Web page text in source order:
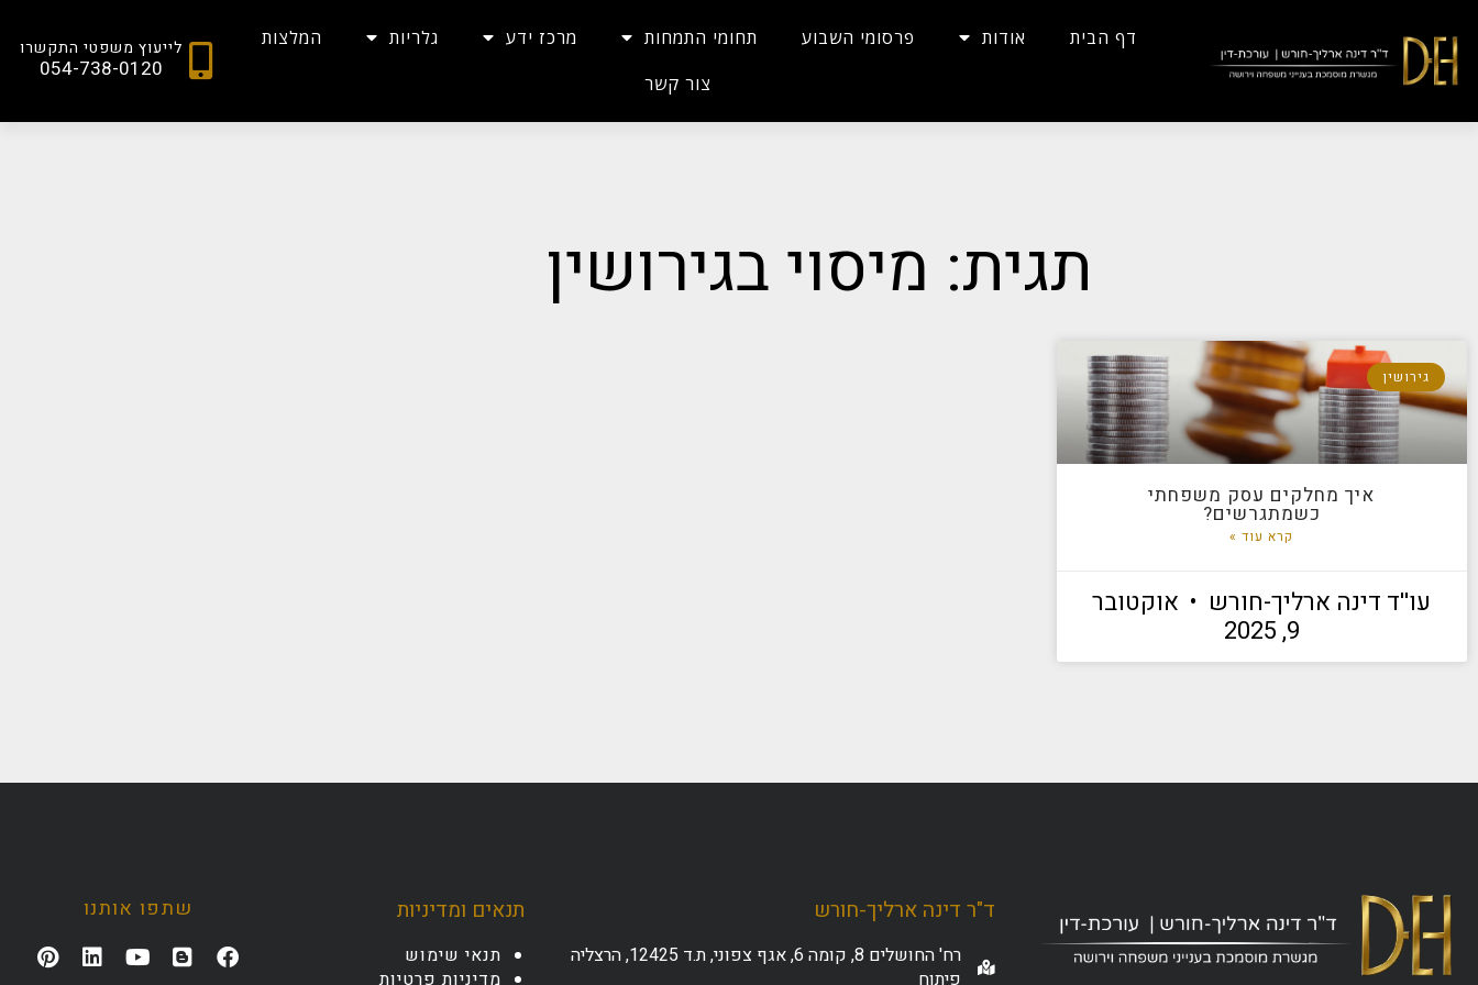
דף הבית אודות פרסומי השבוע תחומי התמחות מרכז ידע גלריות
המלצות
צור קשר
לייעוץ משפטי התקשרו
054-738-0120
תגית: מיסוי בגירושין
גירושין
איך מחלקים עסק משפחתי
כשמתגרשים?
קרא עוד »
עו''ד דינה ארליך-חורש
אוקטובר
9, 2025
ד"ר דינה ארליך-חורש
רח' החושלים 8, קומה 6, אגף צפוני, ת.ד 12425, הרצליה
פיתוח
תנאים ומדיניות
תנאי שימוש
מדיניות פרטיות
שתפו אותנו